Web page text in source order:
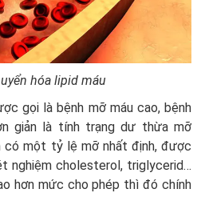
hóa lipid máu
gọi là bệnh mỡ máu cao, bệnh
giản là tính trạng dư thừa mỡ
có một tỷ lệ mỡ nhất định, được
nghiệm cholesterol, triglycerid…
hơn mức cho phép thì đó chính